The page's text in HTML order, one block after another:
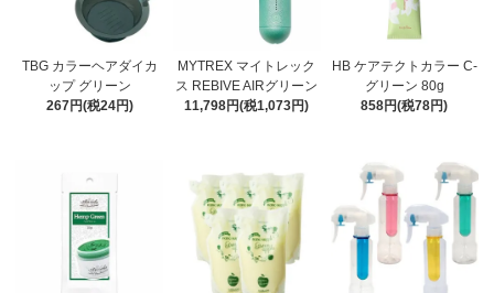
TBG カラーヘアダイカ
ップ グリーン
267円(税24円)
MYTREX マイトレック
ス REBIVE AIRグリーン
11,798円(税1,073円)
HB ケアテクトカラー C-
グリーン 80g
858円(税78円)